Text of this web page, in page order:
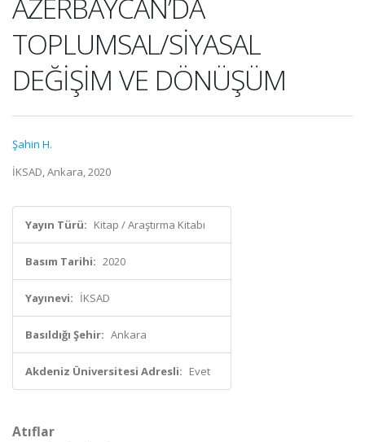
AZERBAYCAN’DA
TOPLUMSAL/SİYASAL
DEĞİŞİM VE DÖNÜŞÜM
Şahin H.
İKSAD, Ankara, 2020
Yayın Türü: Kitap / Araştırma Kitabı
Basım Tarihi: 2020
Yayınevi: İKSAD
Basıldığı Şehir: Ankara
Akdeniz Üniversitesi Adresli: Evet
Atıflar